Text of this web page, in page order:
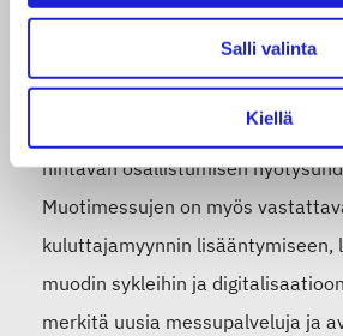
Salli valinta
Kiellä
Messukentän murros
Messukenttä on murroksessa ja
hintavan osallistumisen
Muotimessujen on myös
kuluttajamyynnin lisääntymiseen,
muodin sykleihin ja
merkitä uusia messupalveluja ja